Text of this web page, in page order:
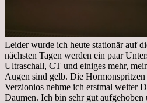
Leider wurde ich heute stationär auf
nächsten Tagen werden ein paar
Ultraschall, CT und einiges mehr,
Augen sind gelb. Die Hormonspritzen
Verzionios nehme ich erstmal weiter
Daumen. Ich bin sehr gut